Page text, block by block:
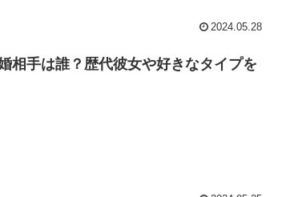
2024.05.28
相手は誰？歴代彼女や好きなタイプを